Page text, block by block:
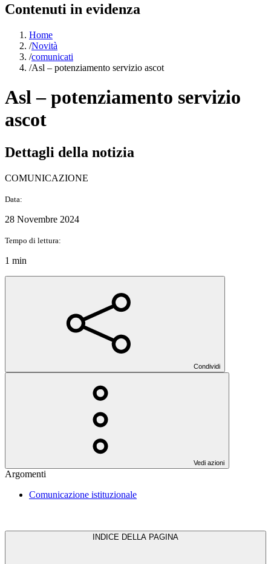
Contenuti in evidenza
Home
/Novità
/comunicati
/Asl – potenziamento servizio ascot
Asl – potenziamento servizio
ascot
Dettagli della notizia
COMUNICAZIONE
Data:
28 Novembre 2024
Tempo di lettura:
1 min
Condividi
Vedi azioni
Argomenti
Comunicazione istituzionale
INDICE DELLA PAGINA